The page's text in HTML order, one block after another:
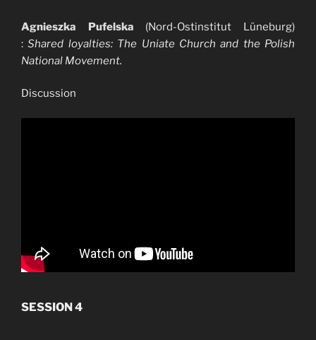
Agnieszka Pufelska (Nord-Ostinstitut Lüneburg)
:Shared loyalties: The Uniate Church and the Polish
National Movement.
Discussion
SESSION 4